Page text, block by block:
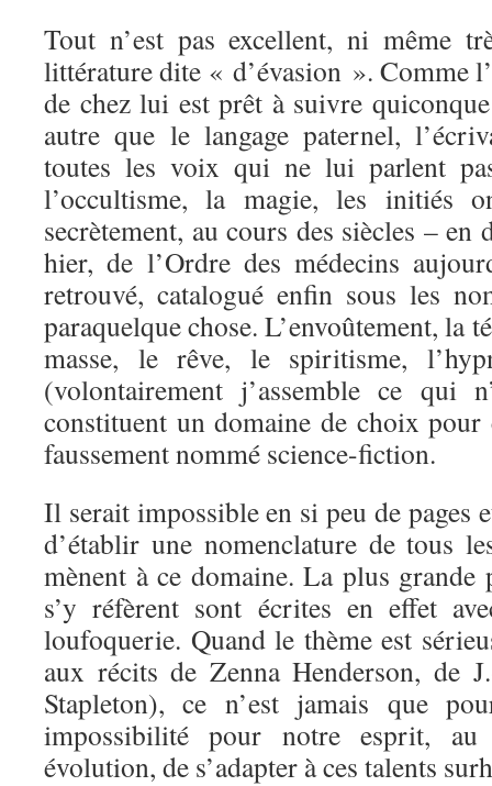
Tout n’est pas excellent, ni même
littérature dite « d’évasion ». Comme
de chez lui est prêt à suivre
autre que le langage paternel,
toutes les voix qui ne lui parlent
l’occultisme, la magie, les initiés
secrètement, au cours des siècles – en
hier, de l’Ordre des médecins
retrouvé, catalogué enfin sous les
paraquelque chose. L’envoûtement, la
masse, le rêve, le spiritisme,
(volontairement j’assemble ce qui
constituent un domaine de choix
faussement nommé science-fiction.
Il serait impossible en si peu de pages
d’établir une nomenclature de tous
mènent à ce domaine. La plus
s’y réfèrent sont écrites en effet
loufoquerie. Quand le thème est
aux récits de Zenna Henderson, de
Stapleton), ce n’est jamais que
impossibilité pour notre esprit,
évolution, de s’adapter à ces talents